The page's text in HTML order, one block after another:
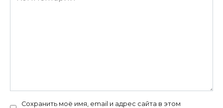
Сохранить моё имя, email и адрес сайта в этом